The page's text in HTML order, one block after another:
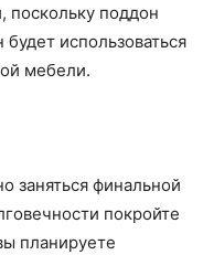
поскольку поддон
использоваться
мебели.
заняться финальной
покройте
планируете